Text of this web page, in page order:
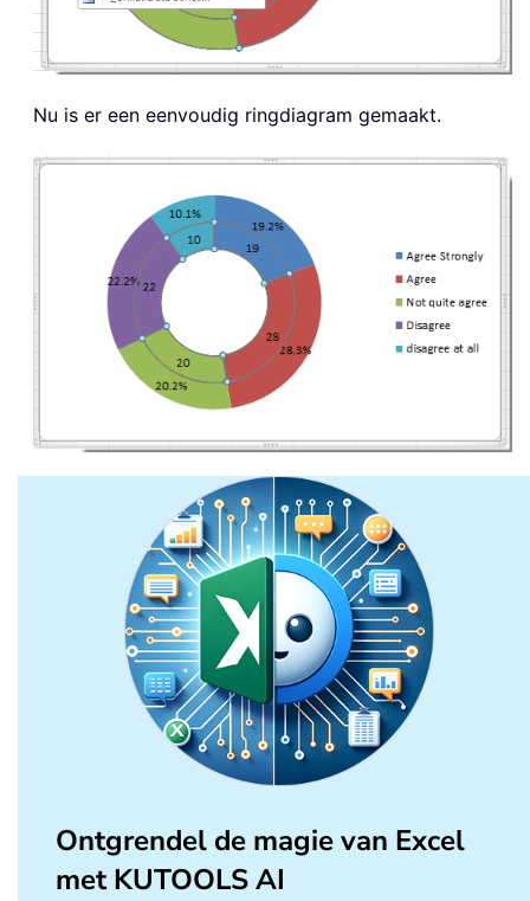
Nu is er een eenvoudig ringdiagram gemaakt.
Ontgrendel de magie van Excel
met KUTOOLS AI